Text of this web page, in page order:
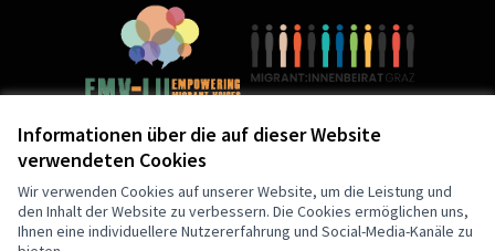
Informationen über die auf dieser Website
verwendeten Cookies
Wir verwenden Cookies auf unserer Website, um die Leistung und
den Inhalt der Website zu verbessern. Die Cookies ermöglichen uns,
Ihnen eine individuellere Nutzererfahrung und Social-Media-Kanäle zu
by